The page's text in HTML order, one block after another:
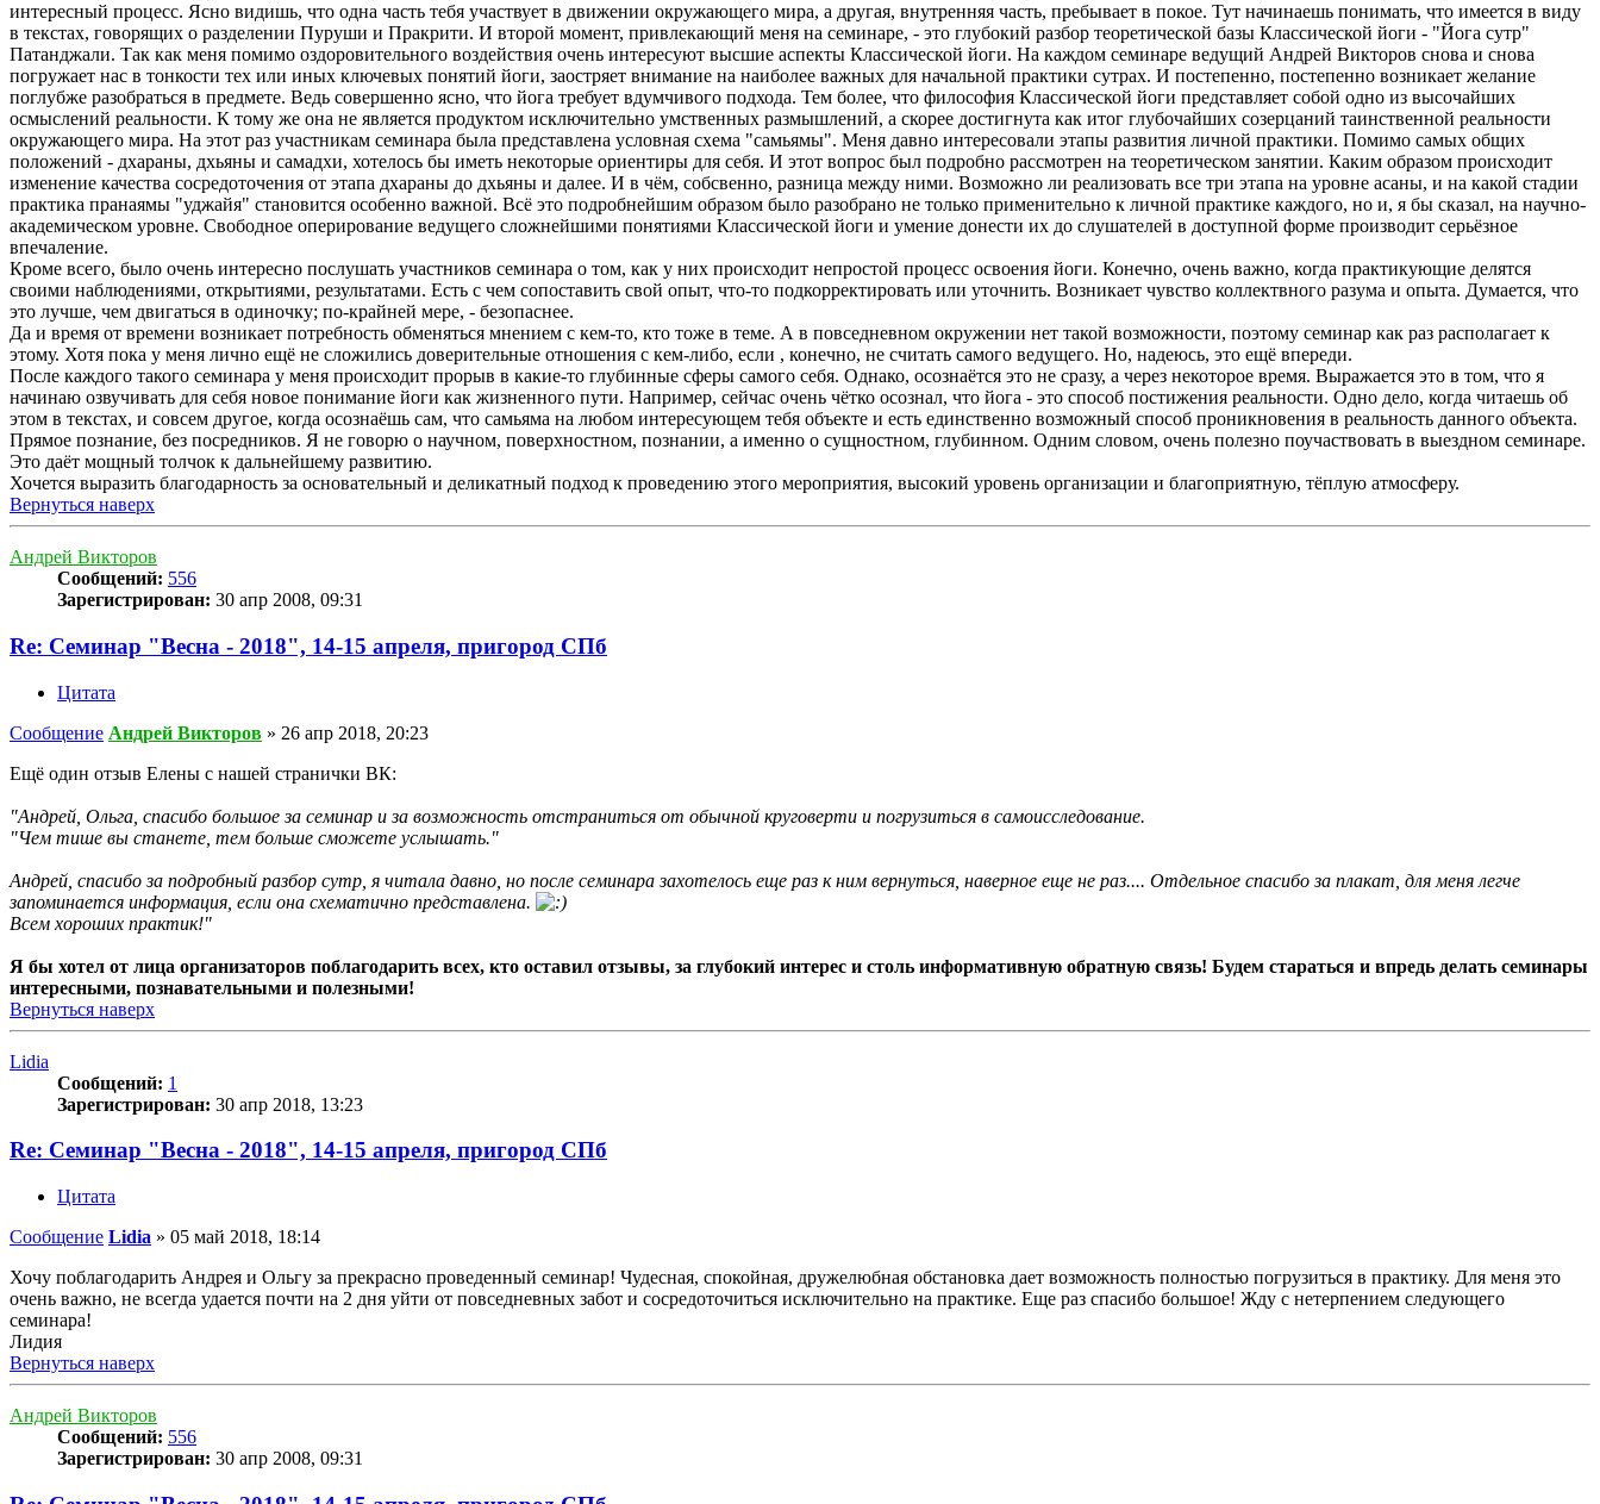
интересный процесс. Ясно видишь, что одна часть тебя участвует в движении окружающего мира, а другая, внутренняя часть, пребывает в покое. Тут начинаешь понимать, что имеется в виду
в текстах, говорящих о разделении Пуруши и Пракрити. И второй момент, привлекающий меня на семинаре, - это глубокий разбор теоретической базы Классической йоги - "Йога сутр"
Патанджали. Так как меня помимо оздоровительного воздействия очень интересуют высшие аспекты Классической йоги. На каждом семинаре ведущий Андрей Викторов снова и снова
погружает нас в тонкости тех или иных ключевых понятий йоги, заостряет внимание на наиболее важных для начальной практики сутрах. И постепенно, постепенно возникает желание
поглубже разобраться в предмете. Ведь совершенно ясно, что йога требует вдумчивого подхода. Тем более, что философия Классической йоги представляет собой одно из высочайших
осмыслений реальности. К тому же она не является продуктом исключительно умственных размышлений, а скорее достигнута как итог глубочайших созерцаний таинственной реальности
окружающего мира. На этот раз участникам семинара была представлена условная схема "самьямы". Меня давно интересовали этапы развития личной практики. Помимо самых общих
положений - дхараны, дхьяны и самадхи, хотелось бы иметь некоторые ориентиры для себя. И этот вопрос был подробно рассмотрен на теоретическом занятии. Каким образом происходит
изменение качества сосредоточения от этапа дхараны до дхьяны и далее. И в чём, собсвенно, разница между ними. Возможно ли реализовать все три этапа на уровне асаны, и на какой стадии
практика пранаямы "уджайя" становится особенно важной. Всё это подробнейшим образом было разобрано не только применительно к личной практике каждого, но и, я бы сказал, на научно-
академическом уровне. Свободное оперирование ведущего сложнейшими понятиями Классической йоги и умение донести их до слушателей в доступной форме производит серьёзное
впечаление.
Кроме всего, было очень интересно послушать участников семинара о том, как у них происходит непростой процесс освоения йоги. Конечно, очень важно, когда практикующие делятся
своими наблюдениями, открытиями, результатами. Есть с чем сопоставить свой опыт, что-то подкорректировать или уточнить. Возникает чувство коллектвного разума и опыта. Думается, что
это лучше, чем двигаться в одиночку; по-крайней мере, - безопаснее.
Да и время от времени возникает потребность обменяться мнением с кем-то, кто тоже в теме. А в повседневном окружении нет такой возможности, поэтому семинар как раз располагает к
этому. Хотя пока у меня лично ещё не сложились доверительные отношения с кем-либо, если , конечно, не считать самого ведущего. Но, надеюсь, это ещё впереди.
После каждого такого семинара у меня происходит прорыв в какие-то глубинные сферы самого себя. Однако, осознаётся это не сразу, а через некоторое время. Выражается это в том, что я
начинаю озвучивать для себя новое понимание йоги как жизненного пути. Например, сейчас очень чётко осознал, что йога - это способ постижения реальности. Одно дело, когда читаешь об
этом в текстах, и совсем другое, когда осознаёшь сам, что самьяма на любом интересующем тебя объекте и есть единственно возможный способ проникновения в реальность данного объекта.
Прямое познание, без посредников. Я не говорю о научном, поверхностном, познании, а именно о сущностном, глубинном. Одним словом, очень полезно поучаствовать в выездном семинаре.
Это даёт мощный толчок к дальнейшему развитию.
Хочется выразить благодарность за основательный и деликатный подход к проведению этого мероприятия, высокий уровень организации и благоприятную, тёплую атмосферу.
Вернуться наверх
Андрей Викторов
Сообщений: 556
Зарегистрирован: 30 апр 2008, 09:31
Re: Семинар "Весна - 2018", 14-15 апреля, пригород СПб
Цитата
Сообщение Андрей Викторов » 26 апр 2018, 20:23
Ещё один отзыв Елены с нашей странички ВК:
"Андрей, Ольга, спасибо большое за семинар и за возможность отстраниться от обычной круговерти и погрузиться в самоисследование.
"Чем тише вы станете, тем больше сможете услышать."
Андрей, спасибо за подробный разбор сутр, я читала давно, но после семинара захотелось еще раз к ним вернуться, наверное еще не раз.... Отдельное спасибо за плакат, для меня легче
запоминается информация, если она схематично представлена.
Всем хороших практик!"
Я бы хотел от лица организаторов поблагодарить всех, кто оставил отзывы, за глубокий интерес и столь информативную обратную связь! Будем стараться и впредь делать семинары
интересными, познавательными и полезными!
Вернуться наверх
Lidia
Сообщений: 1
Зарегистрирован: 30 апр 2018, 13:23
Re: Семинар "Весна - 2018", 14-15 апреля, пригород СПб
Цитата
Сообщение Lidia » 05 май 2018, 18:14
Хочу поблагодарить Андрея и Ольгу за прекрасно проведенный семинар! Чудесная, спокойная, дружелюбная обстановка дает возможность полностью погрузиться в практику. Для меня это
очень важно, не всегда удается почти на 2 дня уйти от повседневных забот и сосредоточиться исключительно на практике. Еще раз спасибо большое! Жду с нетерпением следующего
семинара!
Лидия
Вернуться наверх
Андрей Викторов
Сообщений: 556
Зарегистрирован: 30 апр 2008, 09:31